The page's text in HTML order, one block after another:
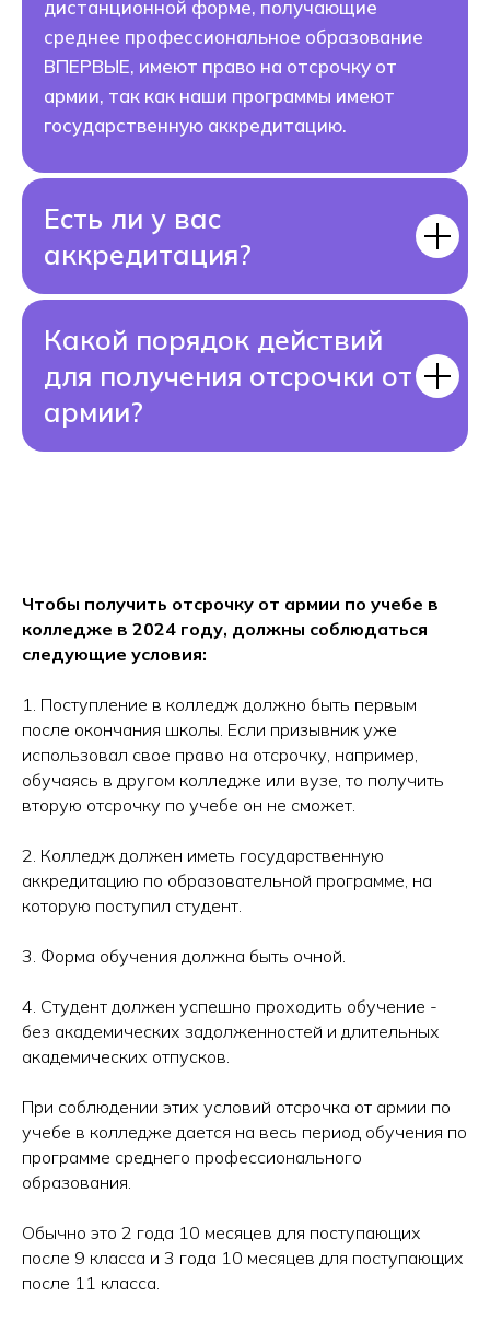
дистанционной форме, получающие
среднее профессиональное образование
ВПЕРВЫЕ, имеют право на отсрочку от
армии, так как наши программы имеют
государственную аккредитацию.
Есть ли у вас
аккредитация?
Какой порядок действий
для получения отсрочки от
армии?
Чтобы получить отсрочку от армии по учебе в
колледже в 2024 году, должны соблюдаться
следующие условия:
1. Поступление в колледж должно быть первым
после окончания школы. Если призывник уже
использовал свое право на отсрочку, например,
обучаясь в другом колледже или вузе, то получить
вторую отсрочку по учебе он не сможет.
2. Колледж должен иметь государственную
аккредитацию по образовательной программе, на
которую поступил студент.
3. Форма обучения должна быть очной.
4. Студент должен успешно проходить обучение -
без академических задолженностей и длительных
академических отпусков.
При соблюдении этих условий отсрочка от армии по
учебе в колледже дается на весь период обучения по
программе среднего профессионального
образования.
Обычно это 2 года 10 месяцев для поступающих
после 9 класса и 3 года 10 месяцев для поступающих
после 11 класса.